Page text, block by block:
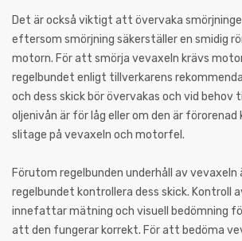
Det är också viktigt att övervaka
eftersom smörjning säkerställer en smidig
motorn. För att smörja vevaxeln krävs
regelbundet enligt tillverkarens
och dess skick bör övervakas och vid behov
oljenivån är för låg eller om den är förorenad
slitage på vevaxeln och motorfel.
Förutom regelbunden underhåll av
regelbundet kontrollera dess skick. Kontroll
innefattar mätning och visuell bedömning
att den fungerar korrekt. För att bedöma